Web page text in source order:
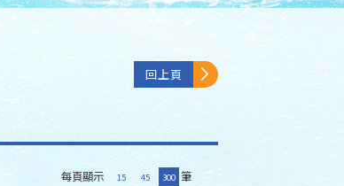
回上頁
每頁顯示 15 45 300 筆